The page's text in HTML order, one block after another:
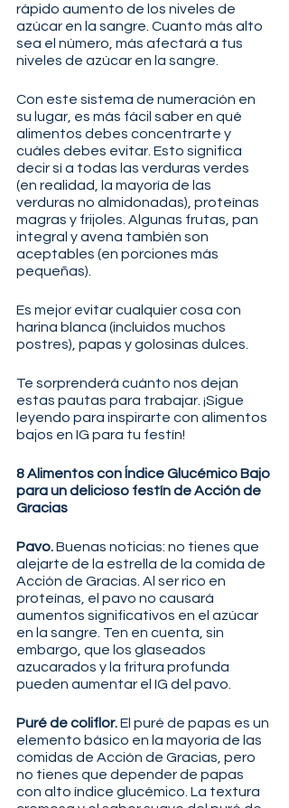
rápido aumento de los niveles de
azúcar en la sangre. Cuanto más alto
sea el número, más afectará a tus
niveles de azúcar en la sangre.
Con este sistema de numeración en
su lugar, es más fácil saber en qué
alimentos debes concentrarte y
cuáles debes evitar. Esto significa
decir sí a todas las verduras verdes
(en realidad, la mayoría de las
verduras no almidonadas), proteínas
magras y frijoles. Algunas frutas, pan
integral y avena también son
aceptables (en porciones más
pequeñas).
Es mejor evitar cualquier cosa con
harina blanca (incluidos muchos
postres), papas y golosinas dulces.
Te sorprenderá cuánto nos dejan
estas pautas para trabajar. ¡Sigue
leyendo para inspirarte con alimentos
bajos en IG para tu festín!
8 Alimentos con Índice Glucémico Bajo
para un delicioso festín de Acción de
Gracias
Pavo. Buenas noticias: no tienes que
alejarte de la estrella de la comida de
Acción de Gracias. Al ser rico en
proteínas, el pavo no causará
aumentos significativos en el azúcar
en la sangre. Ten en cuenta, sin
embargo, que los glaseados
azucarados y la fritura profunda
pueden aumentar el IG del pavo.
Puré de coliflor. El puré de papas es un
elemento básico en la mayoría de las
comidas de Acción de Gracias, pero
no tienes que depender de papas
con alto índice glucémico. La textura